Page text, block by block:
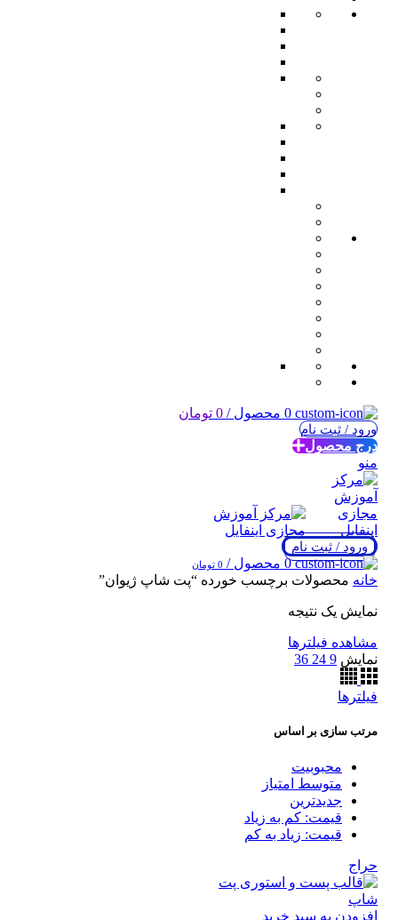
0 محصول /
0 تومان
ورود / ثبت نام
درج محصول
منو
ورود / ثبت نام
0 محصول /
0 تومان
خانه محصولات برچسب خورده “پت شاپ ژیوان”
نمایش یک نتیجه
مشاهده فیلترها
نمایش 9
24
36
فیلترها
مرتب سازی بر اساس
محبوبیت
متوسط امتیاز
جدیدترین
قیمت: کم به زیاد
قیمت: زیاد به کم
حراج
افزودن به سبد خرید